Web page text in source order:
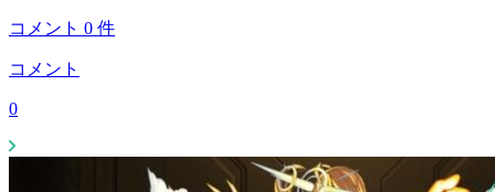
コメント 0 件
コメント
0